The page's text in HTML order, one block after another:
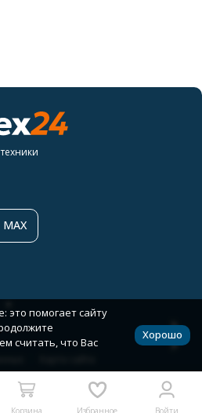
Корзина Избранное Войти
MAX
это помогает сайту
считать, что Вас
Хорошо